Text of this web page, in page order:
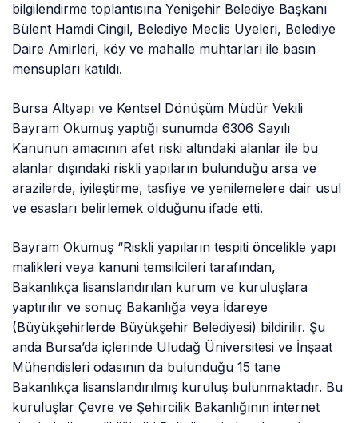
bilgilendirme toplantısına Yenişehir Belediye Başkanı
Bülent Hamdi Cingil, Belediye Meclis Üyeleri, Belediye
Daire Amirleri, köy ve mahalle muhtarları ile basın
mensupları katıldı.
Bursa Altyapı ve Kentsel Dönüşüm Müdür Vekili
Bayram Okumuş yaptığı sunumda 6306 Sayılı
Kanunun amacının afet riski altındaki alanlar ile bu
alanlar dışındaki riskli yapıların bulunduğu arsa ve
arazilerde, iyileştirme, tasfiye ve yenilemelere dair usul
ve esasları belirlemek olduğunu ifade etti.
Bayram Okumuş “Riskli yapıların tespiti öncelikle yapı
malikleri veya kanuni temsilcileri tarafından,
Bakanlıkça lisanslandırılan kurum ve kuruluşlara
yaptırılır ve sonuç Bakanlığa veya İdareye
(Büyükşehirlerde Büyükşehir Belediyesi) bildirilir. Şu
anda Bursa’da içlerinde Uludağ Üniversitesi ve İnşaat
Mühendisleri odasının da bulunduğu 15 tane
Bakanlıkça lisanslandırılmış kuruluş bulunmaktadır. Bu
kuruluşlar Çevre ve Şehircilik Bakanlığının internet